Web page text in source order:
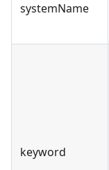
systemName
keyword